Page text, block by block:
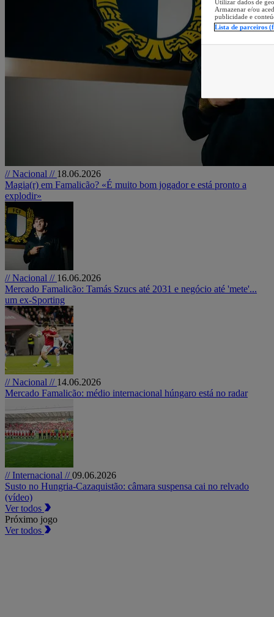
// Nacional // 18.06.2026
Magia(r) em Famalicão? «É muito bom jogador e está pronto a
explodir»
// Nacional // 16.06.2026
Mercado Famalicão: Tamás Szucs até 2031 e negócio até 'mete'...
um ex-Sporting
// Nacional // 14.06.2026
Mercado Famalicão: médio internacional húngaro está no radar
// Internacional //09.06.2026
Susto no Hungria-Cazaquistão: câmara suspensa cai no relvado
(vídeo)
Ver todos
Próximo jogo
Ver todos
Utilizar dados de
Armazenar e/ou
publicidade e
Lista de parceiros